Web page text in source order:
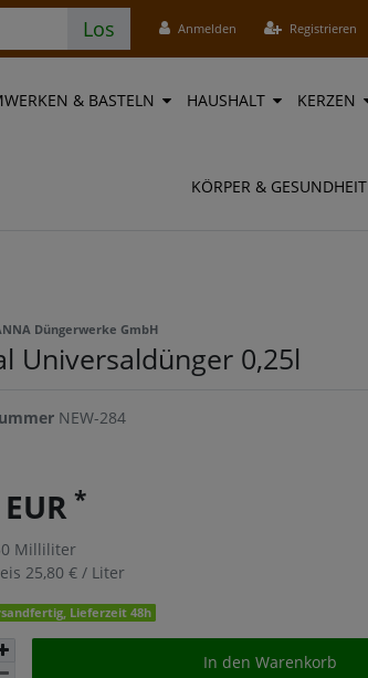
Los Anmelden Registrieren
& BASTELN HAUSHALT KERZEN
KÖRPER & GESUNDHEIT
Düngerwerke GmbH
Universaldünger 0,25l
NEW-284
*
Milliliter
25,80 € / Liter
Lieferzeit 48h
In den Warenkorb